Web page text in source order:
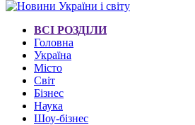
ВСІ РОЗДІЛИ
Головна
Україна
Місто
Світ
Бізнес
Наука
Шоу-бізнес